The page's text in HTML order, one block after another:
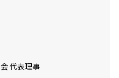
代表理事